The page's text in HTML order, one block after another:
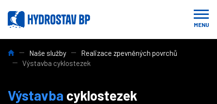
MENU
HYDROSTAV BP: Profesionální stavební, výkopové, demoliční a
Naše služby
Realizace zpevněných povrchů
Výstavba cyklostezek
Výstavba cyklostezek